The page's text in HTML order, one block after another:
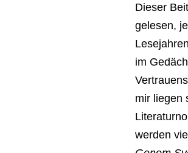
Dieser
gelesen,
im
mir liegen
werden